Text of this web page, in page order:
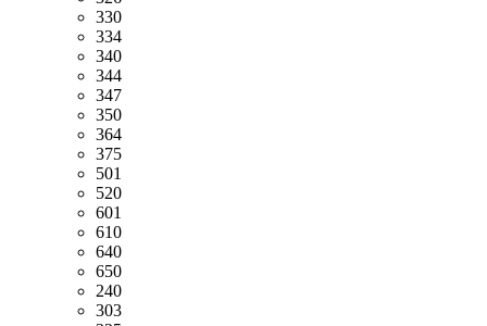
330
334
340
344
347
350
364
375
501
520
601
610
640
650
240
303